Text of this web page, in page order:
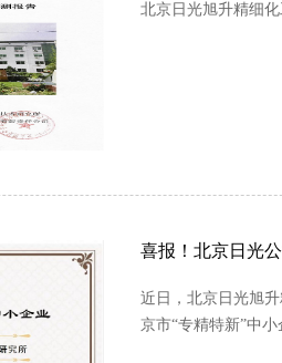
北京日光旭升精细
喜报！北京日光
近日，北京日光旭
京市“专精特新”中